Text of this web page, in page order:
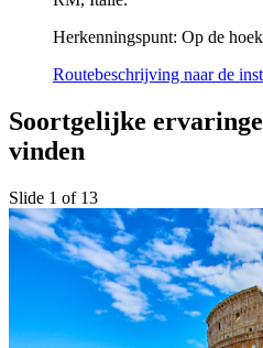
Herkenningspunt: Op de
Routebeschrijving naar de
Soortgelijke
vinden
Slide 1 of 13